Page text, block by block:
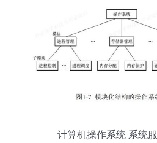
计算机操作系统 系统